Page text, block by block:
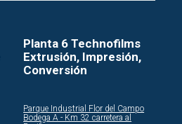
Planta 6 Technofilms
Extrusión, Impresión,
Conversión
Parque Industrial Flor del Campo
Bodega A - Km 32 carretera al